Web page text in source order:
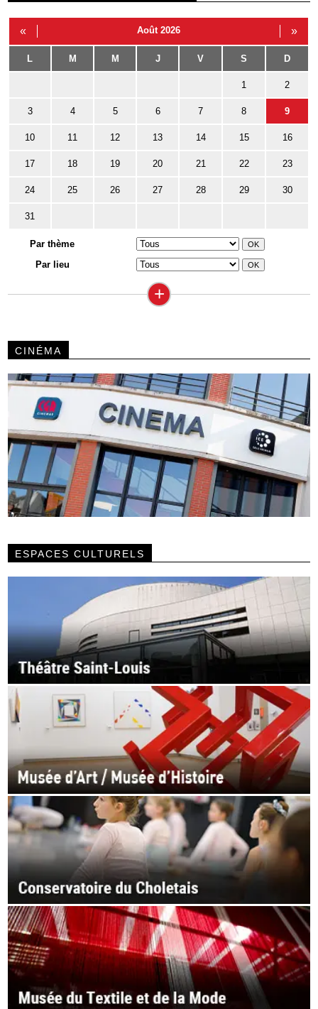
« Août 2026 »
L M M J V S D
1 2
3 4 5 6 7 8 9
10 11 12 13 14 15 16
17 18 19 20 21 22 23
24 25 26 27 28 29 30
31
Par thème
Par lieu
+
CINÉMA
ESPACES CULTURELS